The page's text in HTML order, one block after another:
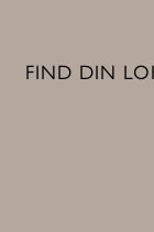
FIND DIN